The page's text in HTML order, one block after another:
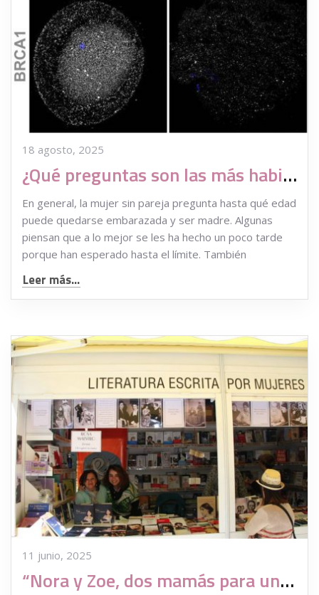
18 agosto, 2025
¿Qué preguntas son las más habituales cuando vamos a una clínica de reproducción asistida?
En general, la mujer sin pareja pregunta hasta qué edad
puede quedarse embarazada y ser madre. Algunas
piensan que a lo mejor se les ha hecho un poco tarde
porque han esperado hasta el límite. También
Leer más...
11 junio, 2025
“Nora y Zoe, dos mamás para un bebé” en la Feria del Libro de Madrid